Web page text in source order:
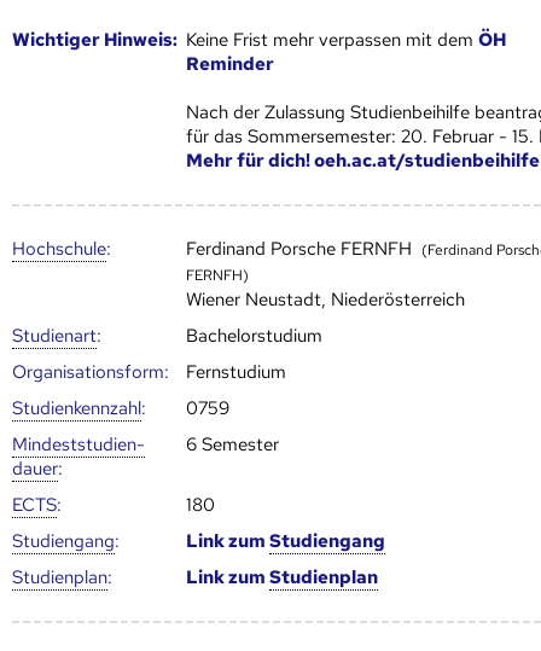
Wich­ti­ger Hin­weis: Keine Frist mehr verpassen mit demÖH
Reminder
Nach der Zulassung Studienbeihilfe
für das Sommersemester: 20. Februar - 15.
Mehr für dich! oeh.ac.at/studienbeihilfe
Hoch­schule: Ferdinand Porsche FERNFH
(Ferdinand
FERNFH)
Wiener Neustadt, Niederösterreich
Studienart:
Bachelorstudium
Organisationsform:
Fernstudium
Studien­kenn­zahl:
0759
Mindest­studien­
dauer:
6 Semester
ECTS:
180
Studien­gang: Link zumStudien­gang
Studien­plan: Link zumStudien­plan